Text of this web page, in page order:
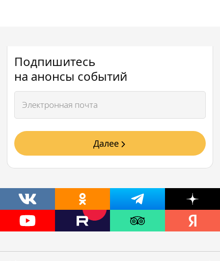
Подпишитесь
на анонсы событий
Далее